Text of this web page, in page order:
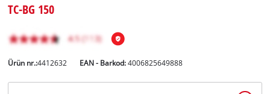
TC-BG 150
Ürün nr.:4412632 EAN - Barkod:4006825649888